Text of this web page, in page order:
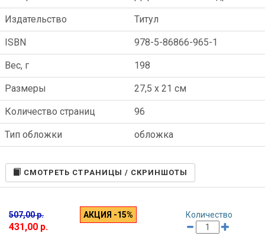
Издательство Титул
ISBN 978-5-86866-965-1
Вес, г 198
Размеры 27,5 x 21 см
Количество страниц 96
Тип обложки обложка
CМОТРЕТЬ СТРАНИЦЫ / СКРИНШОТЫ
507,00 р.
431,00 р.
АКЦИЯ -15% Количество